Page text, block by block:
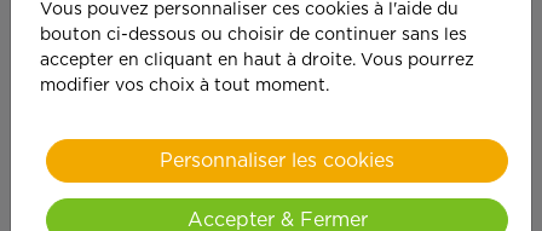
On est toujours plus
performant
quand on y met du
cœur !
Vous pouvez personnaliser ces cookies à l'aide du
bouton ci-dessous ou choisir de continuer sans les
accepter en cliquant en haut à droite. Vous pourrez
modifier vos choix à tout moment.
Personnaliser les cookies
Accepter & Fermer